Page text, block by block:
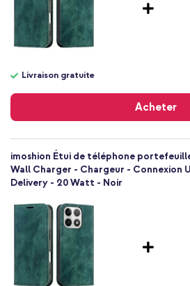
Xiaomi
Coque portefeuille
Protection
Livraison gratuite
Acheter
gratuite
imoshion Étui de téléphone
Wall Charger - Chargeur - Connexion
Delivery - 20 Watt - Noir